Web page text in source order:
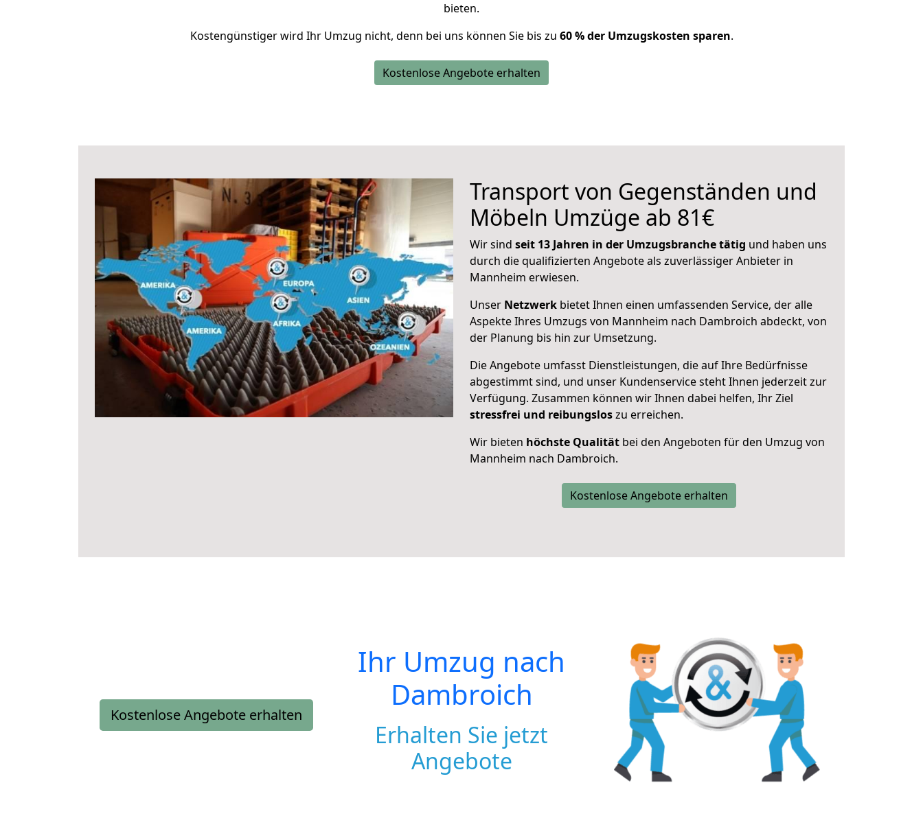
bieten.
Kostengünstiger wird Ihr Umzug nicht, denn bei uns können Sie bis zu 60 % der Umzugskosten sparen.
Kostenlose Angebote erhalten
Transport von Gegenständen und
Möbeln Umzüge ab 81€
Wir sind seit 13 Jahren in der Umzugsbranche tätig und haben uns
durch die qualifizierten Angebote als zuverlässiger Anbieter in
Mannheim erwiesen.
Unser Netzwerk bietet Ihnen einen umfassenden Service, der alle
Aspekte Ihres Umzugs von Mannheim nach Dambroich abdeckt, von
der Planung bis hin zur Umsetzung.
Die Angebote umfasst Dienstleistungen, die auf Ihre Bedürfnisse
abgestimmt sind, und unser Kundenservice steht Ihnen jederzeit zur
Verfügung. Zusammen können wir Ihnen dabei helfen, Ihr Ziel
stressfrei und reibungsloszu erreichen.
Wir bieten höchste Qualität bei den Angeboten für den Umzug von
Mannheim nach Dambroich.
Kostenlose Angebote erhalten
Kostenlose Angebote erhalten
Ihr Umzug nach
Dambroich
Erhalten Sie jetzt
Angebote